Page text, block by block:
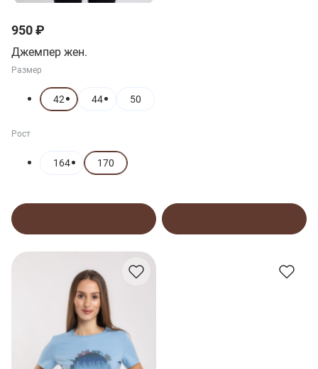
950 ₽
Джемпер жен.
Размер
42 44 50
Рост
164 170